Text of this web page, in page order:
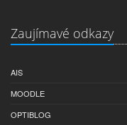
Zaujímavé odkazy
AIS
MOODLE
OPTIBLOG